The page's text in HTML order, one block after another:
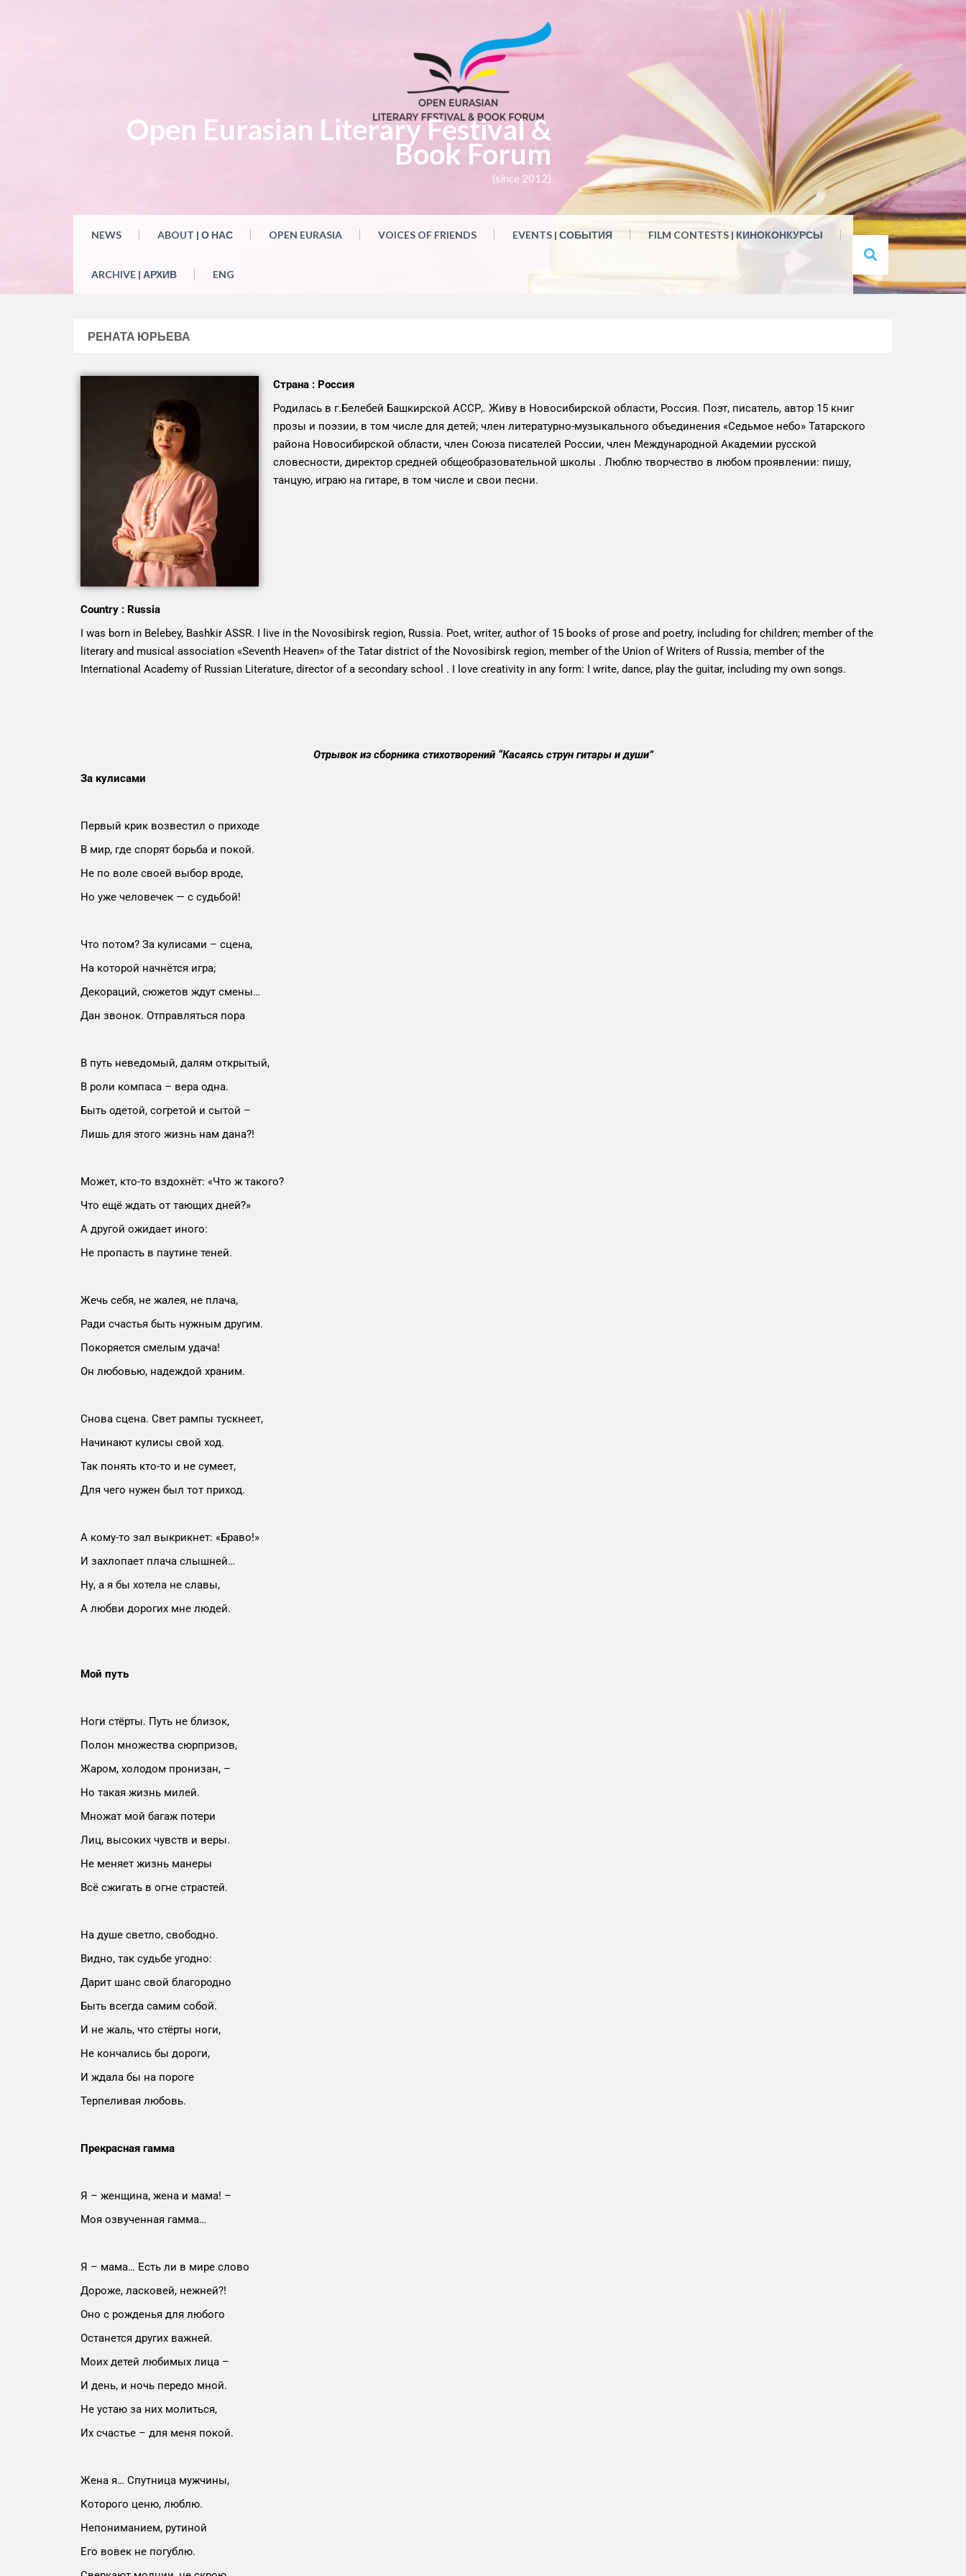
Open Eurasian Literary Festival &
Book Forum
(since 2012)
NEWS ABOUT | О НАС OPEN EURASIA VOICES OF FRIENDS EVENTS | СОБЫТИЯ FILM CONTESTS | КИНОКОНКУРСЫ
ARCHIVE | АРХИВ ENG
РЕНАТА ЮРЬЕВА
Страна : Россия
Родилась в г.Белебей Башкирской АССР,. Живу в Новосибирской области, Россия. Поэт, писатель, автор 15 книг
прозы и поэзии, в том числе для детей; член литературно-музыкального объединения «Седьмое небо» Татарского
района Новосибирской области, член Союза писателей России, член Международной Академии русской
словесности, директор средней общеобразовательной школы . Люблю творчество в любом проявлении: пишу,
танцую, играю на гитаре, в том числе и свои песни.
Country : Russia
I was born in Belebey, Bashkir ASSR. I live in the Novosibirsk region, Russia. Poet, writer, author of 15 books of prose and poetry, including for children; member of the
literary and musical association «Seventh Heaven» of the Tatar district of the Novosibirsk region, member of the Union of Writers of Russia, member of the
International Academy of Russian Literature, director of a secondary school . I love creativity in any form: I write, dance, play the guitar, including my own songs.
Отрывок из сборника стихотворений “Касаясь струн гитары и души”
За кулисами
Первый крик возвестил о приходе
В мир, где спорят борьба и покой.
Не по воле своей выбор вроде,
Но уже человечек — с судьбой!
Что потом? За кулисами – сцена,
На которой начнётся игра;
Декораций, сюжетов ждут смены…
Дан звонок. Отправляться пора
В путь неведомый, далям открытый,
В роли компаса – вера одна.
Быть одетой, согретой и сытой –
Лишь для этого жизнь нам дана?!
Может, кто-то вздохнёт: «Что ж такого?
Что ещё ждать от тающих дней?»
А другой ожидает иного:
Не пропасть в паутине теней.
Жечь себя, не жалея, не плача,
Ради счастья быть нужным другим.
Покоряется смелым удача!
Он любовью, надеждой храним.
Снова сцена. Свет рампы тускнеет,
Начинают кулисы свой ход.
Так понять кто-то и не сумеет,
Для чего нужен был тот приход.
А кому-то зал выкрикнет: «Браво!»
И захлопает плача слышней…
Ну, а я бы хотела не славы,
А любви дорогих мне людей.
Мой путь
Ноги стёрты. Путь не близок,
Полон множества сюрпризов,
Жаром, холодом пронизан, –
Но такая жизнь милей.
Множат мой багаж потери
Лиц, высоких чувств и веры.
Не меняет жизнь манеры
Всё сжигать в огне страстей.
На душе светло, свободно.
Видно, так судьбе угодно:
Дарит шанс свой благородно
Быть всегда самим собой.
И не жаль, что стёрты ноги,
Не кончались бы дороги,
И ждала бы на пороге
Терпеливая любовь.
Прекрасная гамма
Я – женщина, жена и мама! –
Моя озвученная гамма…
Я – мама… Есть ли в мире слово
Дороже, ласковей, нежней?!
Оно с рожденья для любого
Останется других важней.
Моих детей любимых лица –
И день, и ночь передо мной.
Не устаю за них молиться,
Их счастье – для меня покой.
Жена я… Спутница мужчины,
Которого ценю, люблю.
Непониманием, рутиной
Его вовек не погублю.